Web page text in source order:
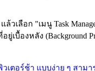
เลือก "เมนู Task
บื้องหลัง (Background